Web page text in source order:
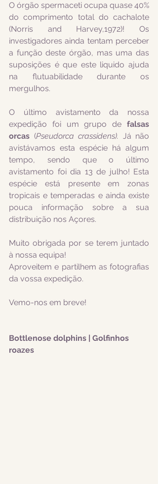
O órgão spermaceti ocupa quase 40%
do comprimento total do cachalote
(Norris and Harvey,1972)! Os
investigadores ainda tentam perceber
a função deste órgão, mas uma das
suposições é que este liquido ajuda
na flutuabilidade durante os
mergulhos.
O último avistamento da nossa
expedição foi um grupo de falsas
orcas (Pseudorca crassidens). Já não
avistávamos esta espécie há algum
tempo, sendo que o último
avistamento foi dia 13 de julho! Esta
espécie está presente em zonas
tropicais e temperadas e ainda existe
pouca informação sobre a sua
distribuição nos Açores.
Muito obrigada por se terem juntado
à nossa equipa!
Aproveitem e partilhem as fotografias
da vossa expedição.
Vemo-nos em breve!
Bottlenose dolphins | Golfinhos
roazes